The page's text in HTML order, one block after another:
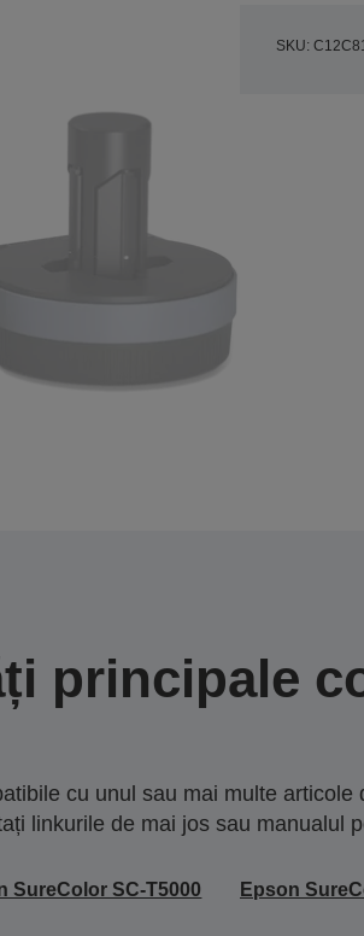
SKU:
principale
cu unul sau mai multe
linkurile de mai jos sau manualul
SureColor SC-T5000 Epson